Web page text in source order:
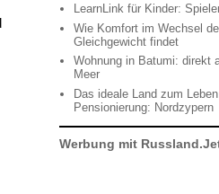
LearnLink für Kinder:
Wie Komfort im Wechsel
Gleichgewicht findet
Wohnung in Batumi: direkt
Meer
Das ideale Land zum
Pensionierung: Nordzypern
Werbung mit